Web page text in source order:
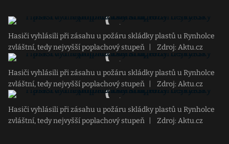
Hasiči vyhlásili při zásahu u požáru skládky plastů u Rynholce
zvláštní, tedy nejvyšší poplachový stupeň
Zdroj: Aktu.cz
Hasiči vyhlásili při zásahu u požáru skládky plastů u Rynholce
zvláštní, tedy nejvyšší poplachový stupeň
Zdroj: Aktu.cz
Hasiči vyhlásili při zásahu u požáru skládky plastů u Rynholce
zvláštní, tedy nejvyšší poplachový stupeň
Zdroj: Aktu.cz